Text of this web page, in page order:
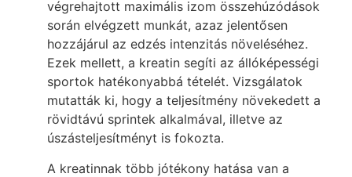
végrehajtott maximális izom összehúzódások
során elvégzett munkát, azaz jelentősen
hozzájárul az edzés intenzitás növeléséhez.
Ezek mellett, a kreatin segíti az állóképességi
sportok hatékonyabbá tételét. Vizsgálatok
mutatták ki, hogy a teljesítmény növekedett a
rövidtávú sprintek alkalmával, illetve az
úszásteljesítményt is fokozta.
A kreatinnak több jótékony hatása van a